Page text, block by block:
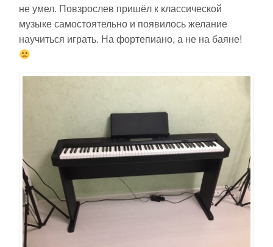
не умел. Повзрослев пришёл к классической
музыке самостоятельно и появилось желание
научиться играть. На фортепиано, а не на баяне!